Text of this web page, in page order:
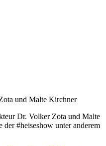
und Malte Kirchner
Dr. Volker Zota und Malte
der #heiseshow unter anderem